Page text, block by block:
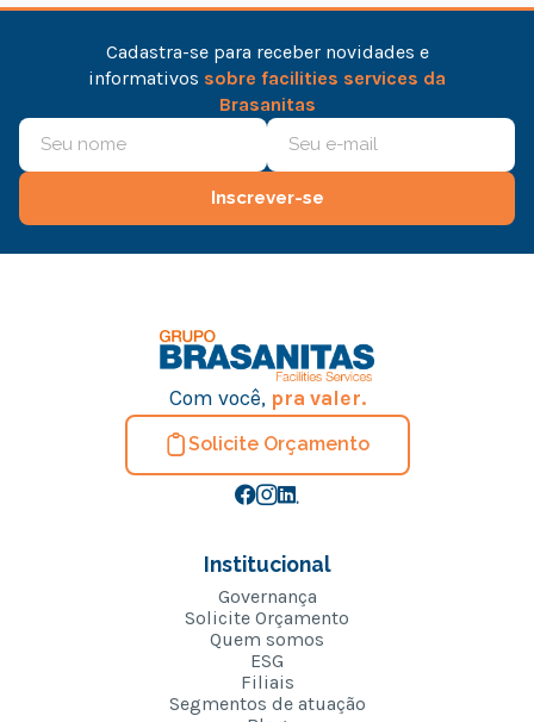
Cadastra-se para receber novidades e
informativos sobre facilities services da
Brasanitas
Inscrever-se
Com você, pra valer.
Solicite Orçamento
Institucional
Governança
Solicite Orçamento
Quem somos
ESG
Filiais
Segmentos de atuação